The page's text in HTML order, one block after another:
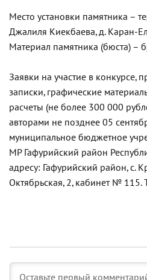
Место установки памятника –
Джалиля Киекбаева, д. Каран-
Материал памятника (бюста) –
Заявки на участие в конкурсе,
записки, графические
расчеты (не более 300 000
авторами не позднее 05
муниципальное бюджетное
МР Гафурийский район
адресу: Гафурийский район, с.
Октябрьская, 2, кабинет № 115.